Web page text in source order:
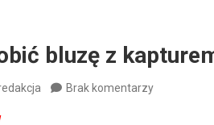
bluzę z
Brak komentarzy